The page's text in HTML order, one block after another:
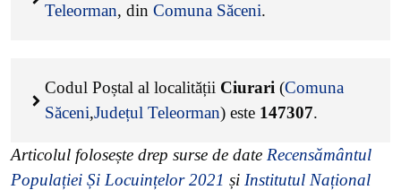
Teleorman, din Comuna Săceni.
Codul Poștal al localității Ciurari (Comuna
Săceni,Județul Teleorman) este 147307.
Articolul folosește drep surse de date Recensământul
Populației Și Locuințelor 2021 și Institutul Național